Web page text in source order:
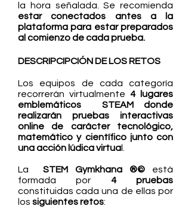
la hora señalada. Se recomienda
estar conectados antes a la
plataforma para estar preparados
al comienzo de cada prueba.
DESCRIPCIPCIÓN DE LOS RETOS
Los equipos de cada categoría
recorrerán virtualmente 4 lugares
emblemáticos STEAM donde
realizarán pruebas interactivas
online de carácter tecnológico,
matemático y científico junto con
una acción lúdica virtua
La STEM Gymkhana ®©
está
formada por 4 pruebas
constituidas cada una de ellas por
los siguientes retos: